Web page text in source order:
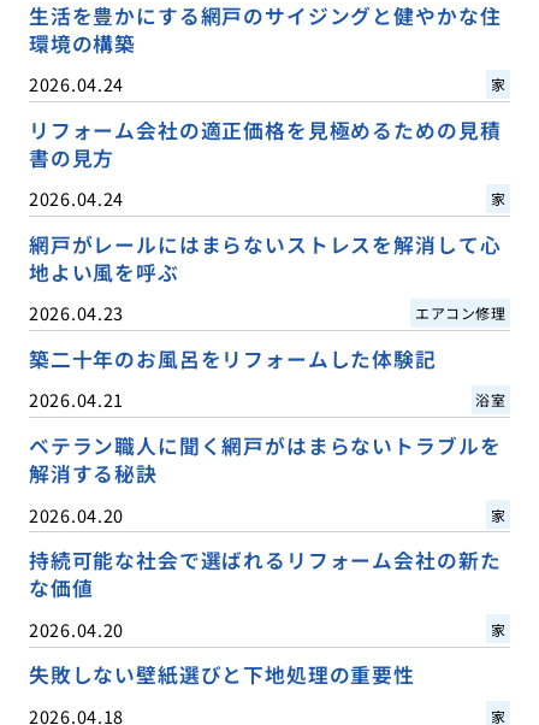
生活を豊かにする網戸のサイジングと健やかな住
環境の構築
2026.04.24 家
リフォーム会社の適正価格を見極めるための見積
書の見方
2026.04.24 家
網戸がレールにはまらないストレスを解消して心
地よい風を呼ぶ
2026.04.23 エアコン修理
築二十年のお風呂をリフォームした体験記
2026.04.21 浴室
ベテラン職人に聞く網戸がはまらないトラブルを
解消する秘訣
2026.04.20 家
持続可能な社会で選ばれるリフォーム会社の新た
な価値
2026.04.20 家
失敗しない壁紙選びと下地処理の重要性
2026.04.18 家